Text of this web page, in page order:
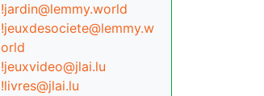
!jardin@lemmy.world
!jeuxdesociete@lemmy.w
orld
!jeuxvideo@jlai.lu
!livres@jlai.lu